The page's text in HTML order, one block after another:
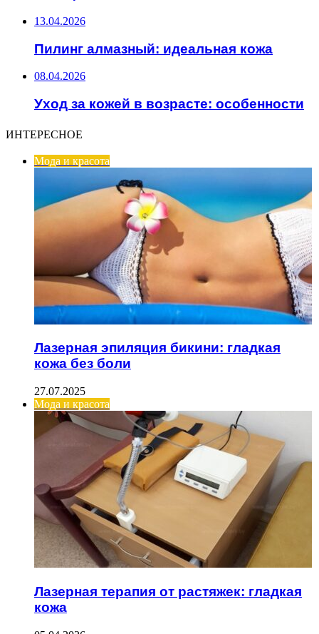
13.04.2026
Пилинг алмазный: идеальная кожа
08.04.2026
Уход за кожей в возрасте: особенности
ИНТЕРЕСНОЕ
Мода и красота
Лазерная эпиляция бикини: гладкая
кожа без боли
27.07.2025
Мода и красота
Лазерная терапия от растяжек: гладкая
кожа